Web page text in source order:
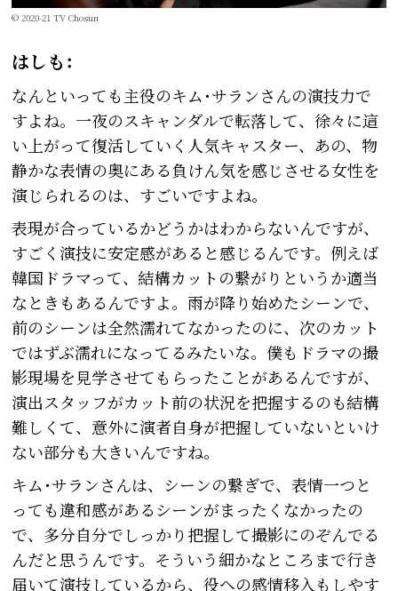
© 2020-21 TV Chosun
はしも：
なんといっても主役のキム･サランさんの演技力で
すよね。一夜のスキャンダルで転落して、徐々に這
い上がって復活していく人気キャスター、あの、物
静かな表情の奥にある負けん気を感じさせる女性を
演じられるのは、すごいですよね。
表現が合っているかどうかはわからないんですが、
すごく演技に安定感があると感じるんです。例えば
韓国ドラマって、結構カットの繋がりというか適当
なときもあるんですよ。雨が降り始めたシーンで、
前のシーンは全然濡れてなかったのに、次のカット
ではずぶ濡れになってるみたいな。僕もドラマの撮
影現場を見学させてもらったことがあるんですが、
演出スタッフがカット前の状況を把握するのも結構
難しくて、意外に演者自身が把握していないといけ
ない部分も大きいんですね。
キム･サランさんは、シーンの繋ぎで、表情一つと
っても違和感があるシーンがまったくなかったの
で、多分自分でしっかり把握して撮影にのぞんでる
んだと思うんです。そういう細かなところまで行き
届いて演技しているから、役への感情移入もしやす